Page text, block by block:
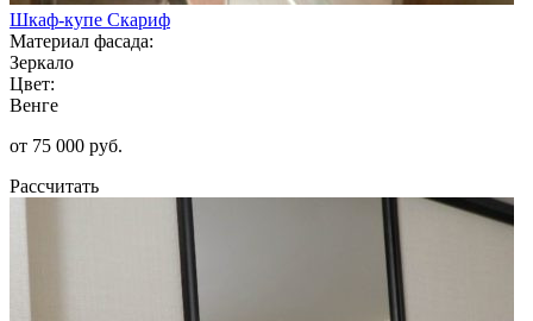
Шкаф-купе Скариф
Материал фасада:
Зеркало
Цвет:
Венге
от 75 000 руб.
Рассчитать